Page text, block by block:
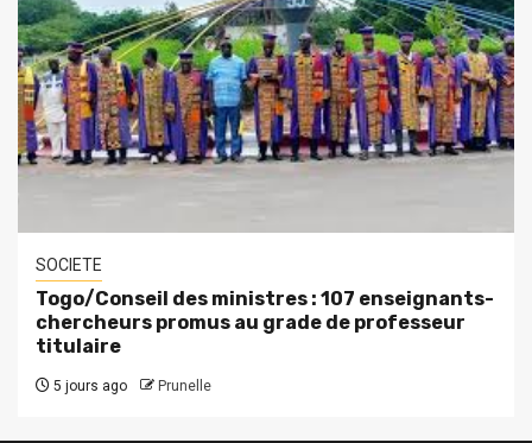
SOCIETE
Togo/Conseil des ministres : 107 enseignants-
chercheurs promus au grade de professeur
titulaire
5 jours ago Prunelle